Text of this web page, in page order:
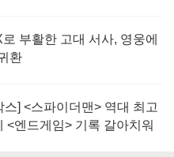
부활한 고대 서사, 영웅에
환
스] <스파이더맨> 역대 최고
<엔드게임> 기록 갈아치워